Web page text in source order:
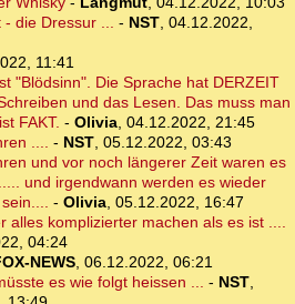
die Dressur ...
- NST, 04.12.2022,
11:41
"Blödsinn". Die Sprache hat DERZEIT
und das Lesen. Das muss man
FAKT. - Olivia 04.12.2022, 21:45
....
- NST, 05.12.2022, 03:43
und vor noch längerer Zeit waren es
und irgendwann werden es wieder
- Olivia 05.12.2022, 16:47
alles komplizierter machen als es ist ....
04:24
NEWS, 06.12.2022, 06:21
es wie folgt heissen ...
- NST,